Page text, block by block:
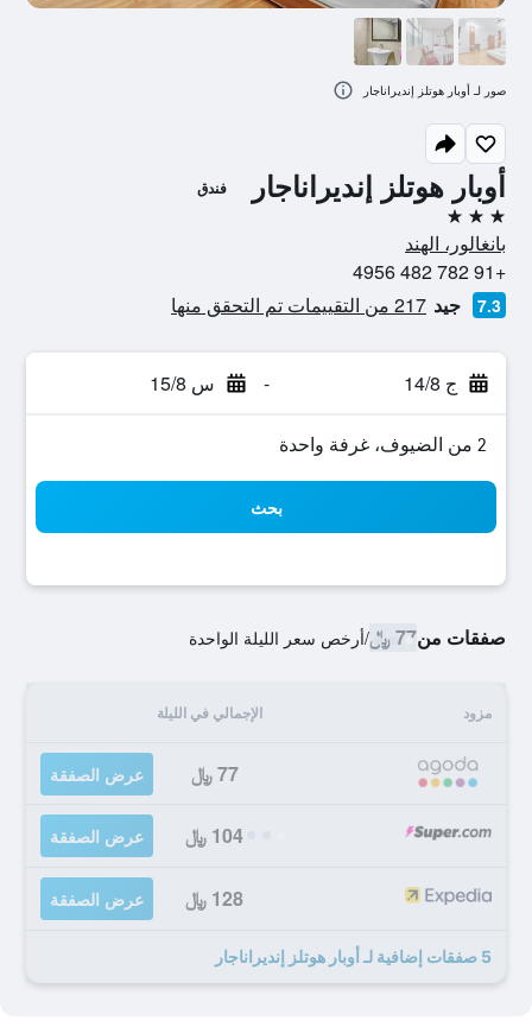
أوبار هوتلز إنديراناجار فندق
3 نجوم
بانغالور، الهند
+91 782 482 4956
7.3 جيد 217 من التقييمات تم التحقق منها
ج 14/8 - س 15/8
2 من الضيوف، غرفة واحدة
بحث
صفقات من77 ﷼ /أرخص سعر الليلة الواحدة
مزود الإجمالي في الليلة
77 ﷼ عرض الصفقة
104 ﷼ عرض الصفقة
128 ﷼ عرض الصفقة
5 صفقات إضافية لـ أوبار هوتلز إنديراناجار
صور لـ أوبار هوتلز إنديراناجار